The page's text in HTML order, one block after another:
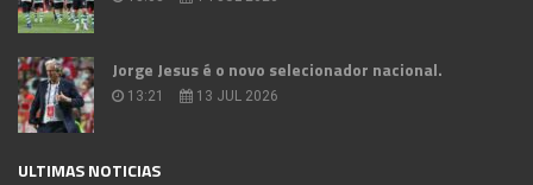
Jorge Jesus é o novo selecionador nacional.
13:21 13 JUL 2026
ULTIMAS NOTICIAS